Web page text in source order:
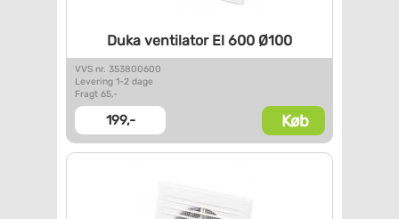
Duka ventilator El 600 Ø100
VVS nr. 353800600
Levering 1-2 dage
Fragt 65,-
199,- Køb